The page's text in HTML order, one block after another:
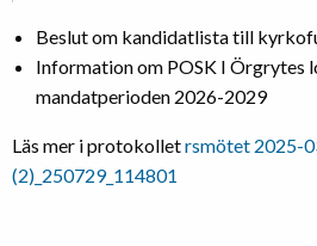
Beslut om kandidatlista till
Information om POSK I Örgrytes
mandatperioden 2026-2029
Läs mer i protokolletrsmötet 2025-
(2)_250729_114801